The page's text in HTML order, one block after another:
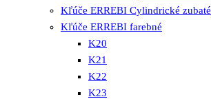
Kľúče ERREBI Cylindrické zubaté
Kľúče ERREBI farebné
K20
K21
K22
K23